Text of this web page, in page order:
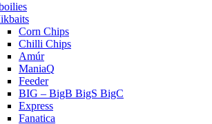
Corn Chips
Chilli Chips
Amúr
ManiaQ
Feeder
BIG – BigB BigS BigC
Express
Fanatica